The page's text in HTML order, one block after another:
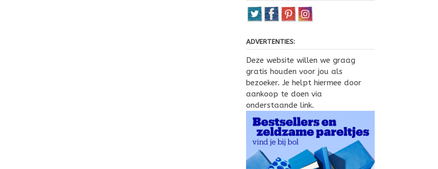
ADVERTENTIES:
Deze website willen we graag
gratis houden voor jou als
bezoeker. Je helpt hiermee door
aankoop te doen via
onderstaande link.